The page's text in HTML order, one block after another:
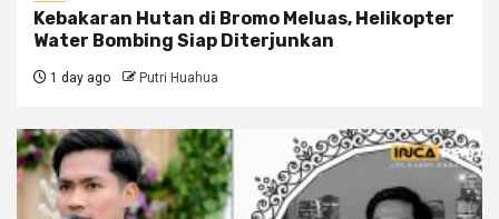
Kebakaran Hutan di Bromo Meluas, Helikopter
Water Bombing Siap Diterjunkan
1 day ago Putri Huahua